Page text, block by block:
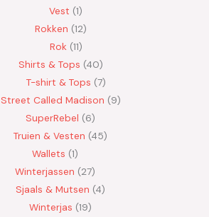
Vest 1
Rokken 12
Rok 11
Shirts & Tops 40
T-shirt & Tops 7
Street Called Madison 9
SuperRebel
6
Truien & Vesten 45
Wallets 1
Winterjassen
27
Sjaals & Mutsen 4
Winterjas 19